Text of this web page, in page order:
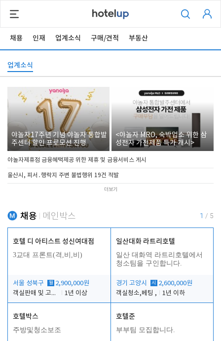
채용 인재 업계소식 구매/견적 부동산
업계소식
야놀자17주년 기념 야놀자 통합발
주센터 할인 프로모션 진행
<야놀자 MRO, 숙박업소 위한 삼
성전자 가전제품 특가 개시>
야놀자제휴점 금융혜택제공 위한 제휴 및 금융서비스 게시
울산시, 피서․행락지 주변 불법행위 19건 적발
더보기
채용 메인박스 1 / 5
호텔 디 아티스트 성신여대점
3교대 프론트(격,비,비)
서울 성북구 월 2,900,000원
객실판매 및 고객응대
1년 이상
일산대화 라트리호텔
일산 대화역 라트리호텔에서
청소팀을 구인합니다.
경기 고양시 시
2,600,000원
객실청소,베팅 ,
1년 이하
호텔박스
주방및청소보조
호텔준
부부팀 모집합니다.